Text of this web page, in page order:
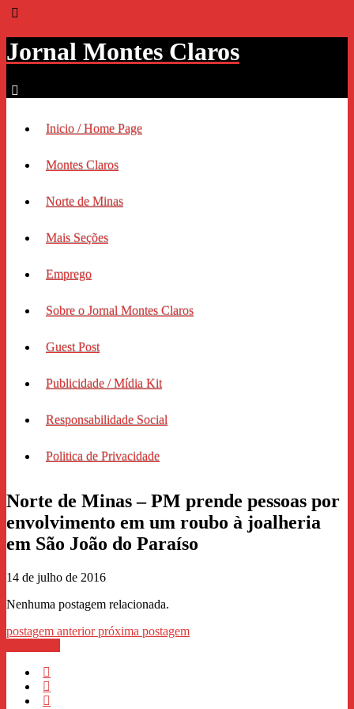
Jornal Montes Claros
Inicio / Home Page
Montes Claros
Norte de Minas
Mais Seções
Emprego
Sobre o Jornal Montes Claros
Guest Post
Publicidade / Mídia Kit
Responsabilidade Social
Politica de Privacidade
Norte de Minas – PM prende pessoas por
envolvimento em um roubo à joalheria
em São João do Paraíso
14 de julho de 2016
Nenhuma postagem relacionada.
postagem anteriorpróxima postagem